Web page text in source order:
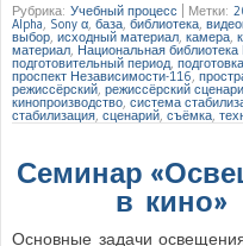
Рубрика: Учебный процесс Метки:
Alpha Sony α база библиотека
выбор исходный материал камера
материал Национальная
подготовительный период подготовка
проспект Независимости-116,
режиссёрский режиссёрский
кинопроизводство система
стабилизация, сценарий съёмка
Семинар
в кино»
Основные задачи